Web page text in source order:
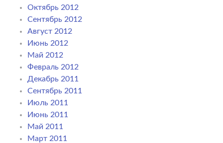
Октябрь 2012
Сентябрь 2012
Август 2012
Июнь 2012
Май 2012
Февраль 2012
Декабрь 2011
Сентябрь 2011
Июль 2011
Июнь 2011
Май 2011
Март 2011